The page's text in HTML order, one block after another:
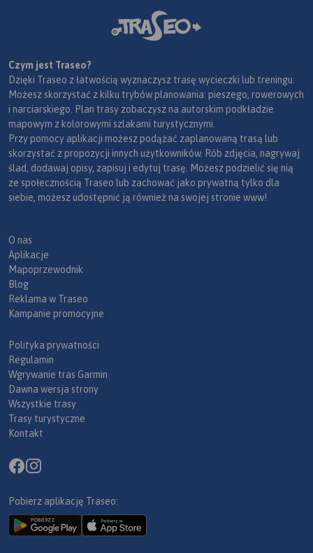
Czym jest Traseo?
Dzięki Traseo z łatwością wyznaczysz trasę wycieczki lub treningu.
Możesz skorzystać z kilku trybów planowania: pieszego, rowerowych
i narciarskiego. Plan trasy zobaczysz na autorskim podkładzie
mapowym z kolorowymi szlakami turystycznymi.
Przy pomocy aplikacji możesz podążać zaplanowaną trasą lub
skorzystać z propozycji innych użytkowników. Rób zdjęcia, nagrywaj
ślad, dodawaj opisy, zapisuj i edytuj trasę. Możesz podzielić się nią
ze społecznością Traseo lub zachować jako prywatną tylko dla
siebie, możesz udostępnić ją również na swojej stronie www!
O nas
Aplikacje
Mapoprzewodnik
Blog
Reklama w Traseo
Kampanie promocyjne
Polityka prywatności
Regulamin
Wgrywanie tras Garmin
Dawna wersja strony
Wszystkie trasy
Trasy turystyczne
Kontakt
Pobierz aplikację Traseo: